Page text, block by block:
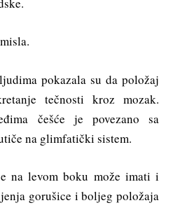
pokazala su da položaj
tečnosti kroz mozak.
češće je povezano sa
na glimfatički sistem.
na levom boku može imati i
gorušice i boljeg položaja